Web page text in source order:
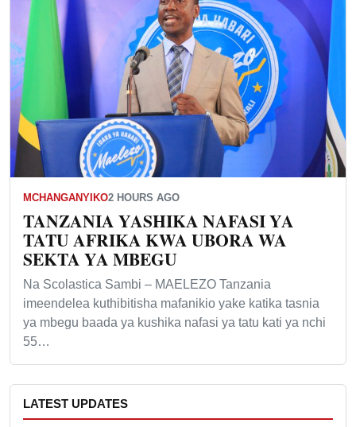
MCHANGANYIKO2 HOURS AGO
TANZANIA YASHIKA NAFASI YA
TATU AFRIKA KWA UBORA WA
SEKTA YA MBEGU
Na Scolastica Sambi – MAELEZO Tanzania
imeendelea kuthibitisha mafanikio yake katika tasnia
ya mbegu baada ya kushika nafasi ya tatu kati ya nchi
55…
LATEST UPDATES